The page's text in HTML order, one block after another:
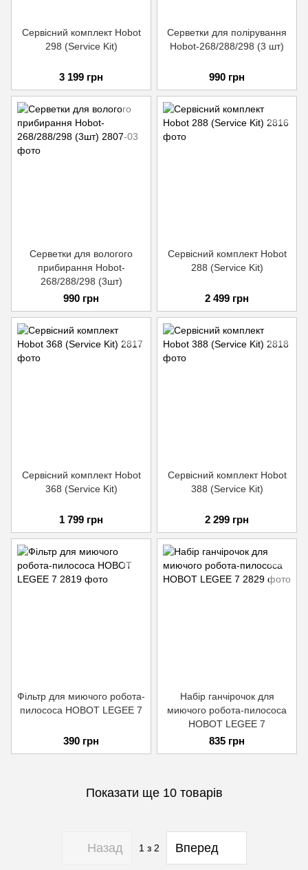
Сервісний комплект Hobot
298 (Service Kit)
3 199 грн
Серветки для полірування
Hobot-268/288/298 (3 шт)
990 грн
Серветки для вологого
прибирання Hobot-
268/288/298 (3шт)
990 грн
Сервісний комплект Hobot
288 (Service Kit)
2 499 грн
Сервісний комплект Hobot
368 (Service Kit)
1 799 грн
Сервісний комплект Hobot
388 (Service Kit)
2 299 грн
Фільтр для миючого робота-
пилососа HOBOT LEGEE 7
390 грн
Набір ганчірочок для
миючого робота-пилососа
HOBOT LEGEE 7
835 грн
Показати ще 10 товарів
Назад 1 з 2 Вперед